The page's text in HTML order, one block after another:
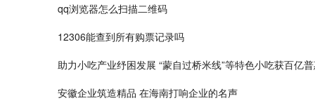
qq浏览器怎么扫描二维码
12306能查到所有购票记录吗
助力小吃产业纾困发展 “蒙自过桥米线”等特色小吃获百亿
安徽企业筑造精品 在海南打响企业的名声